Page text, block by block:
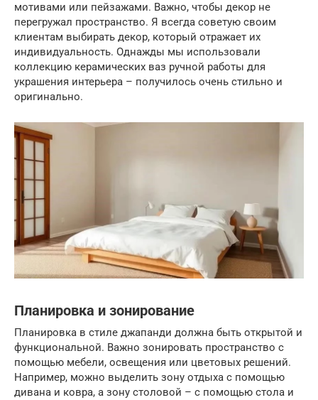
мотивами или пейзажами. Важно, чтобы декор не
перегружал пространство. Я всегда советую своим
клиентам выбирать декор, который отражает их
индивидуальность. Однажды мы использовали
коллекцию керамических ваз ручной работы для
украшения интерьера – получилось очень стильно и
оригинально.
Планировка и зонирование
Планировка в стиле джапанди должна быть открытой и
функциональной. Важно зонировать пространство с
помощью мебели, освещения или цветовых решений.
Например, можно выделить зону отдыха с помощью
дивана и ковра, а зону столовой – с помощью стола и